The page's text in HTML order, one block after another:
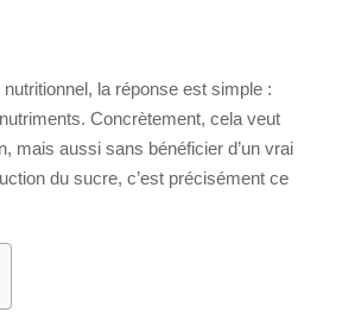
la réponse est simple :
Concrètement, cela veut
mais aussi sans bénéficier d’un vrai
du sucre, c’est précisément ce